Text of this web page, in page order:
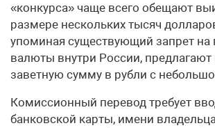
«конкурса» чаще всего обещают
размере нескольких тысяч
упоминая существующий запрет на
валюты внутри России, предлагают
заветную сумму в рубли с
Комиссионный перевод требует
банковской карты, имени